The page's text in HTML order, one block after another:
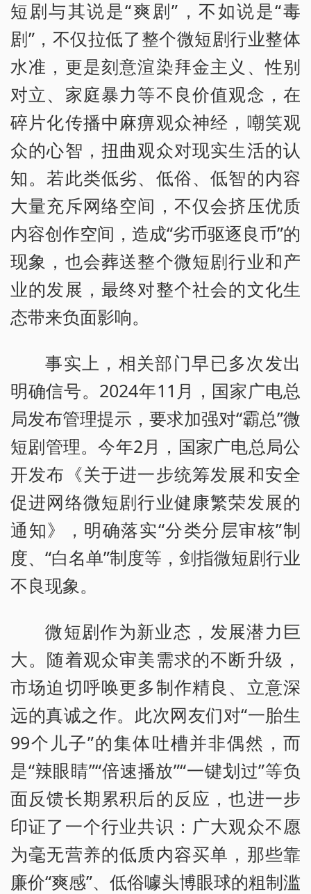
短剧与其说是“爽剧”，不如说是“毒
剧”，不仅拉低了整个微短剧行业整体
水准，更是刻意渲染拜金主义、性别
对立、家庭暴力等不良价值观念，在
碎片化传播中麻痹观众神经，嘲笑观
众的心智，扭曲观众对现实生活的认
知。若此类低劣、低俗、低智的内容
大量充斥网络空间，不仅会挤压优质
内容创作空间，造成“劣币驱逐良币”的
现象，也会葬送整个微短剧行业和产
业的发展，最终对整个社会的文化生
态带来负面影响。
事实上，相关部门早已多次发出
明确信号。2024年11月，国家广电总
局发布管理提示，要求加强对“霸总”微
短剧管理。今年2月，国家广电总局公
开发布《关于进一步统筹发展和安全
促进网络微短剧行业健康繁荣发展的
通知》，明确落实“分类分层审核”制
度、“白名单”制度等，剑指微短剧行业
不良现象。
微短剧作为新业态，发展潜力巨
大。随着观众审美需求的不断升级，
市场迫切呼唤更多制作精良、立意深
远的真诚之作。此次网友们对“一胎生
99个儿子”的集体吐槽并非偶然，而
是“辣眼睛”“倍速播放”“一键划过”等负
面反馈长期累积后的反应，也进一步
印证了一个行业共识：广大观众不愿
为毫无营养的低质内容买单，那些靠
廉价“爽感”、低俗噱头博眼球的粗制滥